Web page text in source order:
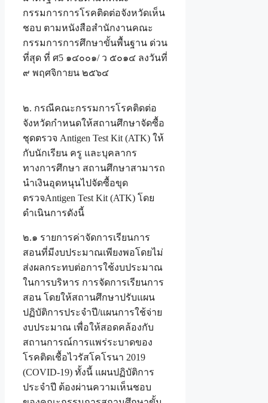
กรรมการการโรคติดต่อจังหวัดเห็น
ชอบ ตามหนังสือสำนักงานคณะ
กรรมการการศึกษาขั้นพื้นฐาน ด่วน
ที่สุด ที่ ศ5 ๑๔๐๐๑/ ว ๕๐๑๔ ลงวันที่
๙ พฤศจิกายน ๒๕๖๔
๒. กรณีคณะกรรมการโรคติดต่อ
จังหวัดกำหนดให้สถานศึกษาจัดซื้อ
ชุดตรวจ Antigen Test Kit (ATK) ให้
กับนักเรียน ครู และบุคลากร
ทางการศึกษา สถานศึกษาสามารถ
นำเงินอุดหนุนไปจัดซื้อขุด
ตรวจAntigen Test Kit (ATK) โดย
ดำเนินการดังนี้
๒.๑ รายการค่าจัดการเรียนการ
สอนที่มีงบประมาณเพียงพอโดยไม่
ส่งผลกระทบต่อการใช้งบประมาณ
ในการบริหาร การจัดการเรียนการ
สอน โดยให้สถานศึกษาปรับแผน
ปฏิบัติการประจำปี/แผนการใช้จ่าย
งบประมาณ เพื่อให้สอดคล้องกับ
สถานการณ์การแพร่ระบาดของ
โรคติดเชื้อไวรัสโคโรนา 2019
(COVID-19) ทั้งนี้ แผนปฏิบัติการ
ประจำปี ต้องผ่านความเห็นชอบ